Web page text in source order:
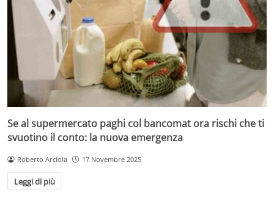
Se al supermercato paghi col bancomat ora rischi che ti
svuotino il conto: la nuova emergenza
Roberto Arciola 17 Novembre 2025
Leggi di più